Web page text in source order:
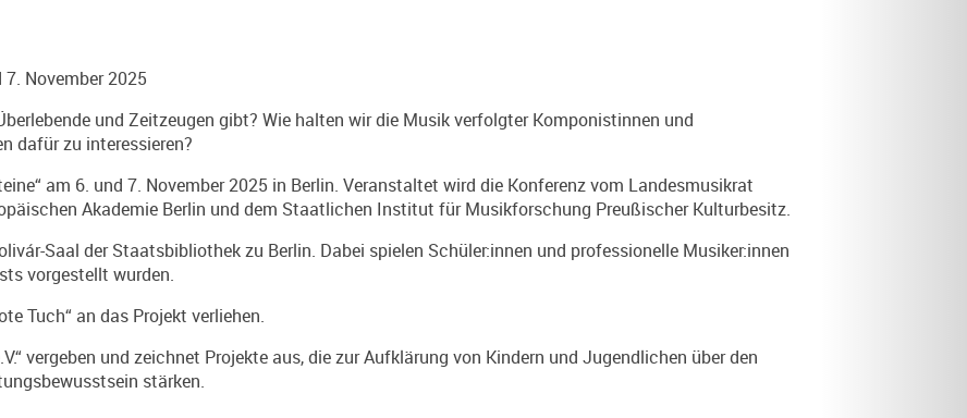
November 2025
und Zeitzeugen gibt? Wie halten wir die Musik verfolgter Komponistinnen und
dafür zu interessieren?
am 6. und 7. November 2025 in Berlin. Veranstaltet wird die Konferenz vom Landesmusikrat
Akademie Berlin und dem Staatlichen Institut für Musikforschung Preußischer Kulturbesitz.
Saal der Staatsbibliothek zu Berlin. Dabei spielen Schüler:innen und professionelle Musiker:innen
vorgestellt wurden.
Tuch“ an das Projekt verliehen.
vergeben und zeichnet Projekte aus, die zur Aufklärung von Kindern und Jugendlichen über den
stärken.